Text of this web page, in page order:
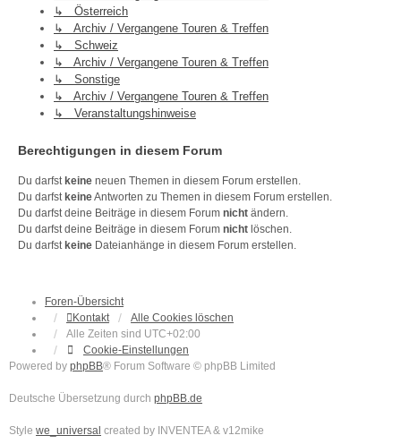
↳ Österreich
↳ Archiv / Vergangene Touren & Treffen
↳ Schweiz
↳ Archiv / Vergangene Touren & Treffen
↳ Sonstige
↳ Archiv / Vergangene Touren & Treffen
↳ Veranstaltungshinweise
Berechtigungen in diesem Forum
Du darfst keine neuen Themen in diesem Forum erstellen.
Du darfst keineAntworten zu Themen in diesem Forum erstellen.
Du darfst deine Beiträge in diesem Forum nicht ändern.
Du darfst deine Beiträge in diesem Forum nicht löschen.
Du darfst keine Dateianhänge in diesem Forum erstellen.
Foren-Übersicht
Kontakt
Alle Cookies löschen
Alle Zeiten sind UTC+02:00
Cookie-Einstellungen
Powered by phpBB® Forum Software © phpBB Limited
Deutsche Übersetzung durch phpBB.de
Style we_universal created by INVENTEA & v12mike